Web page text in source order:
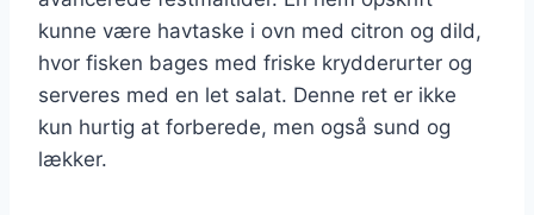
kunne være havtaske i ovn med citron og dild,
hvor fisken bages med friske krydderurter og
serveres med en let salat. Denne ret er ikke
kun hurtig at forberede, men også sund og
lækker.